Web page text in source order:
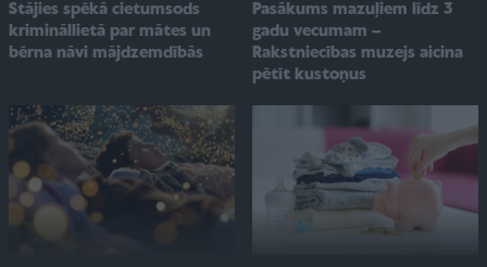
Stājies spēkā cietumsods
krimināllietā par mātes un
bērna nāvi mājdzemdībās
Pasākums mazuļiem līdz 3
gadu vecumam –
Rakstniecības muzejs aicina
pētīt kustoņus